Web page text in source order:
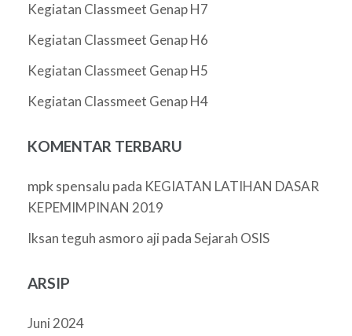
Kegiatan Classmeet Genap H7
Kegiatan Classmeet Genap H6
Kegiatan Classmeet Genap H5
Kegiatan Classmeet Genap H4
KOMENTAR TERBARU
mpk spensalu pada KEGIATAN LATIHAN DASAR
KEPEMIMPINAN 2019
Iksan teguh asmoro aji padaSejarah OSIS
ARSIP
Juni 2024